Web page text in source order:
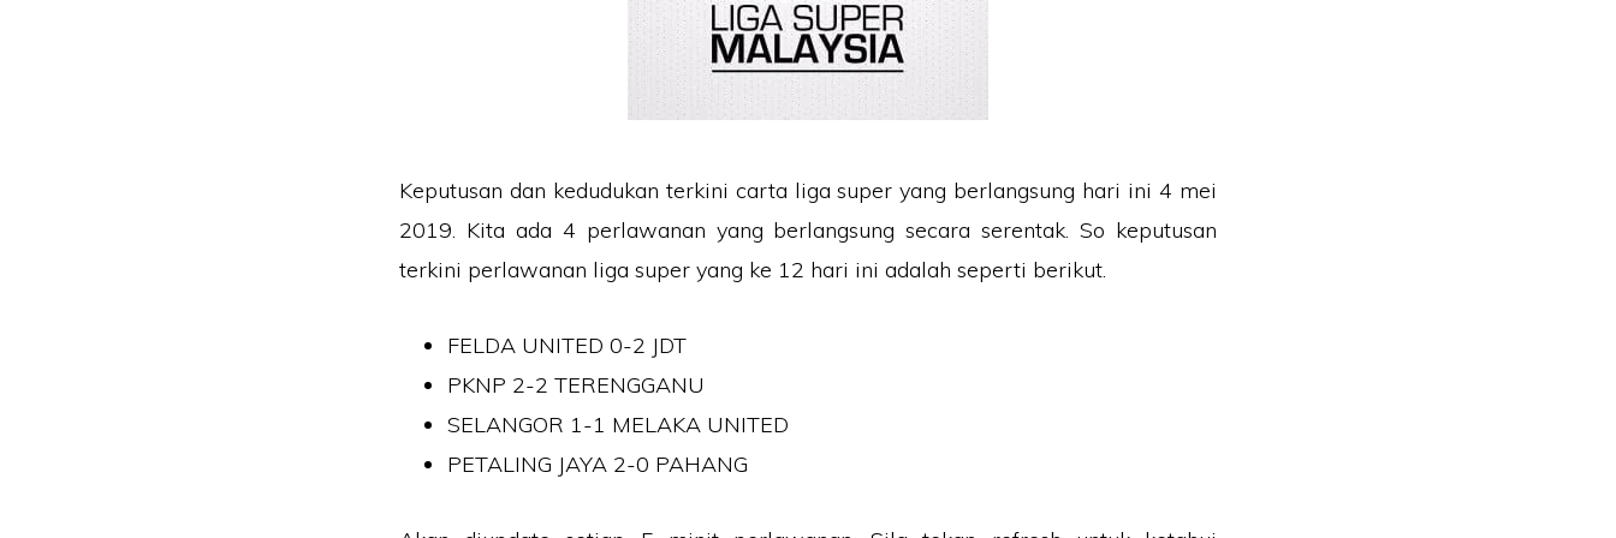
Keputusan dan kedudukan terkini carta liga super yang berlangsung hari ini 4 mei
2019. Kita ada 4 perlawanan yang berlangsung secara serentak. So keputusan
terkini perlawanan liga super yang ke 12 hari ini adalah seperti berikut.
FELDA UNITED 0-2 JDT
PKNP 2-2 TERENGGANU
SELANGOR 1-1 MELAKA UNITED
PETALING JAYA 2-0 PAHANG